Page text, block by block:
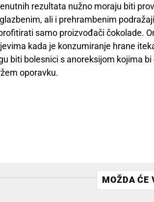
rezultata nužno moraju biti
ali i prehrambenim
samo proizvođači čokolade.
kada je konzumiranje hrane
biti bolesnici s anoreksijom kojima
oporavku.
MOŽDA ĆE